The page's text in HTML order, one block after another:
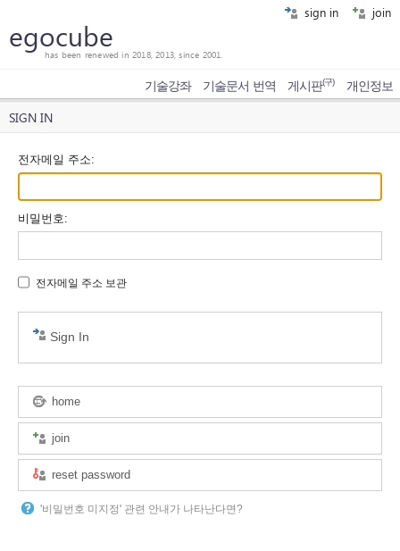
sign in join
egocube
has been renewed in 2018, 2013, since 2001.
기술강좌 기술문서 번역 게시판(구) 개인정보
SIGN IN
전자메일 주소:
비밀번호:
전자메일 주소 보관
Sign In
home
join
reset password
'비밀번호 미지정' 관련 안내가 나타난다면?